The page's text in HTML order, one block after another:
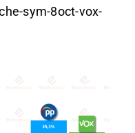
sym-8oct-vox-